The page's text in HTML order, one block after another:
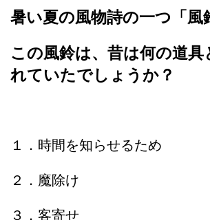
暑い夏の風物詩の一つ「風
この風鈴は、昔は何の道具
れていたでしょうか？
１．時間を知らせるため
２．魔除け
３．客寄せ